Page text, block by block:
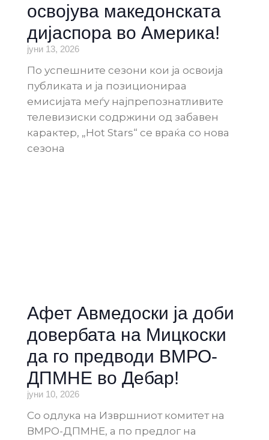
освојува македонската
дијаспора во Америка!
јуни 13, 2026
По успешните сезони кои ја освоија
публиката и ја позиционираа
емисијата меѓу најпрепознатливите
телевизиски содржини од забавен
карактер, „Hot Stars“ се враќа со нова
сезона
Афет Авмедоски ја доби
довербата на Мицкоски
да го предводи ВМРО-
ДПМНЕ во Дебар!
јуни 10, 2026
Со одлука на Извршниот комитет на
ВМРО-ДПМНЕ, а по предлог на